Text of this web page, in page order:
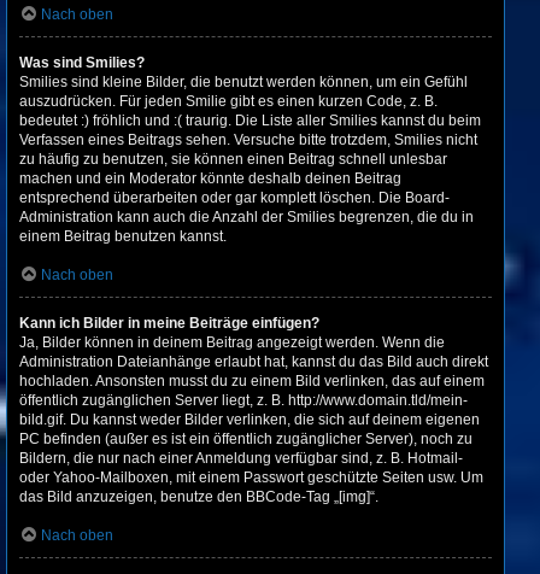
Nach oben
Was sind Smilies?
Smilies sind kleine Bilder, die benutzt werden können, um ein Gefühl
auszudrücken. Für jeden Smilie gibt es einen kurzen Code, z. B.
bedeutet :) fröhlich und :( traurig. Die Liste aller Smilies kannst du beim
Verfassen eines Beitrags sehen. Versuche bitte trotzdem, Smilies nicht
zu häufig zu benutzen, sie können einen Beitrag schnell unlesbar
machen und ein Moderator könnte deshalb deinen Beitrag
entsprechend überarbeiten oder gar komplett löschen. Die Board-
Administration kann auch die Anzahl der Smilies begrenzen, die du in
einem Beitrag benutzen kannst.
Nach oben
Kann ich Bilder in meine Beiträge einfügen?
Ja, Bilder können in deinem Beitrag angezeigt werden. Wenn die
Administration Dateianhänge erlaubt hat, kannst du das Bild auch direkt
hochladen. Ansonsten musst du zu einem Bild verlinken, das auf einem
öffentlich zugänglichen Server liegt, z. B. http://www.domain.tld/mein-
bild.gif. Du kannst weder Bilder verlinken, die sich auf deinem eigenen
PC befinden (außer es ist ein öffentlich zugänglicher Server), noch zu
Bildern, die nur nach einer Anmeldung verfügbar sind, z. B. Hotmail-
oder Yahoo-Mailboxen, mit einem Passwort geschützte Seiten usw. Um
das Bild anzuzeigen, benutze den BBCode-Tag „[img]“.
Nach oben